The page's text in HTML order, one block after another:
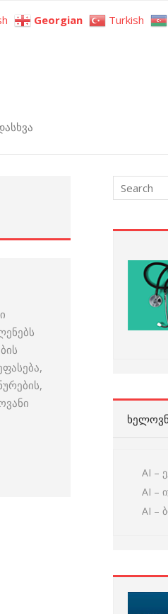
AI –
AI –
AI –
Georgian Turkish